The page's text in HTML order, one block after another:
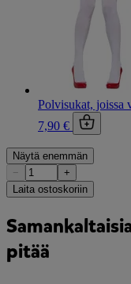
Polvisukat, joissa
7,90 €
Näytä enemmän
−
+
Laita ostoskoriin
pitää